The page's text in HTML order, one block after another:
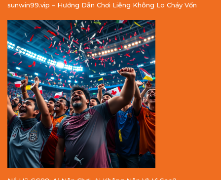
sunwin99.vip – Hướng Dẫn Chơi Liêng Không Lo Cháy Vốn